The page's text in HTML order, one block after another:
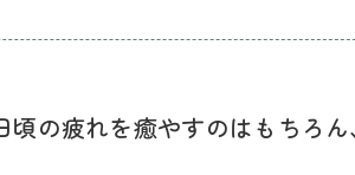
の疲れを癒やすのはもちろん